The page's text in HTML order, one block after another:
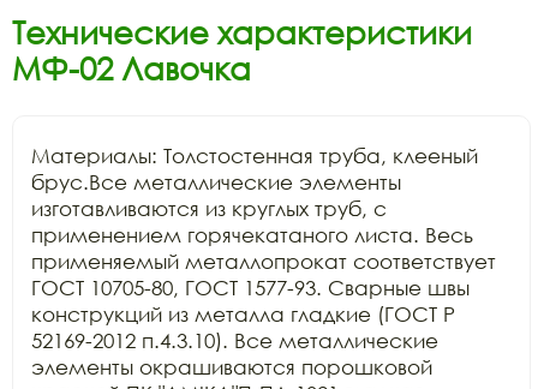
Технические характеристики
МФ-02 Лавочка
Материалы: Толстостенная труба, клееный
брус.Все металлические элементы
изготавливаются из круглых труб, с
применением горячекатаного листа. Весь
применяемый металлопрокат соответствует
ГОСТ 10705-80, ГОСТ 1577-93. Сварные швы
конструкций из металла гладкие (ГОСТ Р
52169-2012 п.4.3.10). Все металлические
элементы окрашиваются порошковой